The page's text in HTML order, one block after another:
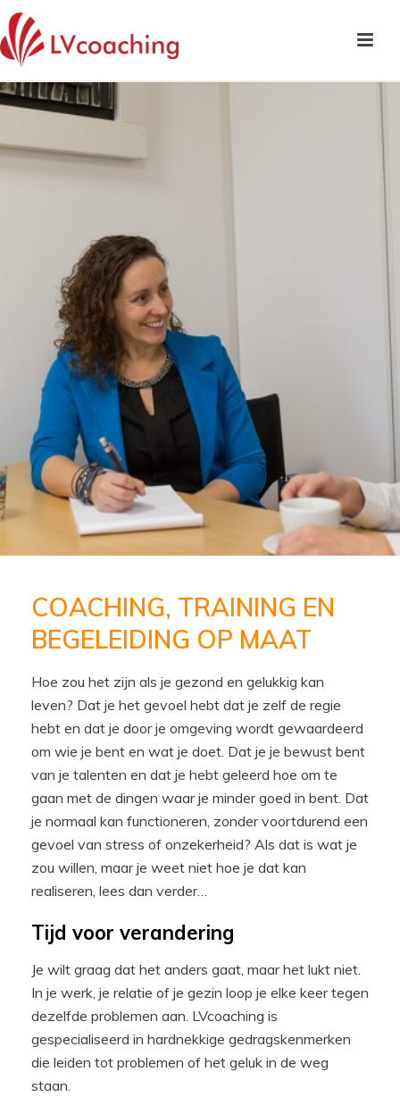
COACHING, TRAINING EN
BEGELEIDING OP MAAT
Hoe zou het zijn als je gezond en gelukkig kan
leven? Dat je het gevoel hebt dat je zelf de regie
hebt en dat je door je omgeving wordt gewaardeerd
om wie je bent en wat je doet. Dat je je bewust bent
van je talenten en dat je hebt geleerd hoe om te
gaan met de dingen waar je minder goed in bent. Dat
je normaal kan functioneren, zonder voortdurend een
gevoel van stress of onzekerheid? Als dat is wat je
zou willen, maar je weet niet hoe je dat kan
realiseren, lees dan verder…
Tijd voor verandering
Je wilt graag dat het anders gaat, maar het lukt niet.
In je werk, je relatie of je gezin loop je elke keer tegen
dezelfde problemen aan. LVcoaching is
gespecialiseerd in hardnekkige gedragskenmerken
die leiden tot problemen of het geluk in de weg
staan.